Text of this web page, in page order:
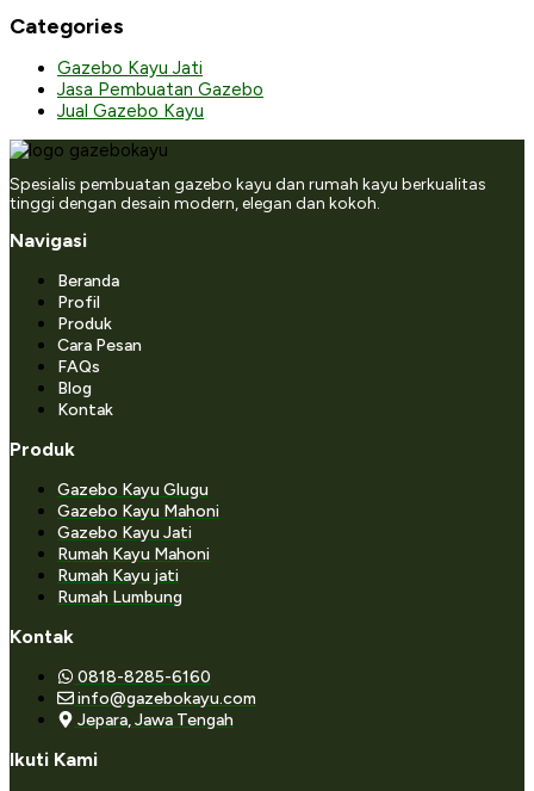
Categories
Gazebo Kayu Jati
Jasa Pembuatan Gazebo
Jual Gazebo Kayu
Spesialis pembuatan gazebo kayu dan rumah kayu berkualitas
tinggi dengan desain modern, elegan dan kokoh.
Navigasi
Beranda
Profil
Produk
Cara Pesan
FAQs
Blog
Kontak
Produk
Gazebo Kayu Glugu
Gazebo Kayu Mahoni
Gazebo Kayu Jati
Rumah Kayu Mahoni
Rumah Kayu jati
Rumah Lumbung
Kontak
0818-8285-6160
info@gazebokayu.com
Jepara, Jawa Tengah
Ikuti Kami